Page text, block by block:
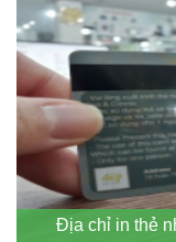
Địa chỉ in thẻ